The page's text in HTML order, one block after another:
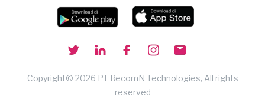
Copyright© 2026 PT RecomN Technologies, All rights
reserved